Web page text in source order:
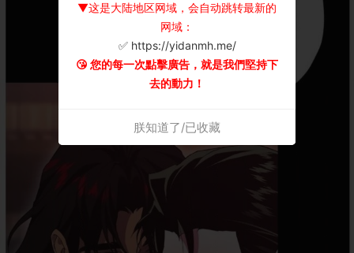
▼这是大陆地区网域，会自动跳转最新的
网域：
✅ https://yidanmh.me/
😘 您的每一次點擊廣告，就是我們堅持下
去的動力！
朕知道了/已收藏